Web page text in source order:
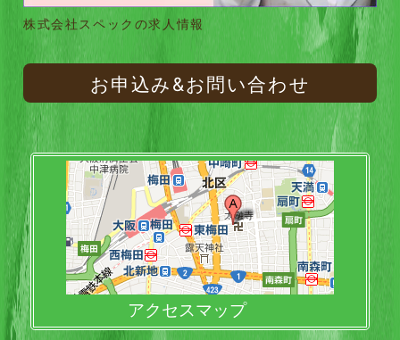
株式会社スペックの求人情報
お申込み&お問い合わせ
アクセスマップ